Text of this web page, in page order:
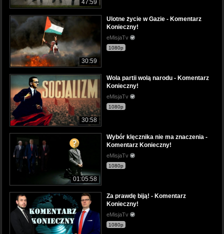
47:59
30:59
Ulotne życie w Gazie - Komentarz
Konieczny!
eMisjaTv
1080p
30:58
Wola partii wolą narodu - Komentarz
Konieczny!
eMisjaTv
1080p
01:05:58
Wybór klęcznika nie ma znaczenia -
Komentarz Konieczny!
eMisjaTv
1080p
Za prawdę biją! - Komentarz
Konieczny!
eMisjaTv
1080p